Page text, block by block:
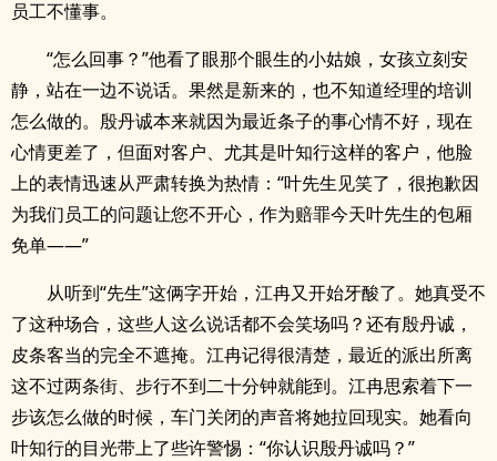
员工不懂事。
“怎么回事？”他看了眼那个眼生的小姑娘，女孩立刻安
静，站在一边不说话。果然是新来的，也不知道经理的培训
怎么做的。殷丹诚本来就因为最近条子的事心情不好，现在
心情更差了，但面对客户、尤其是叶知行这样的客户，他脸
上的表情迅速从严肃转换为热情：“叶先生见笑了，很抱歉因
为我们员工的问题让您不开心，作为赔罪今天叶先生的包厢
免单——”
从听到“先生”这俩字开始，江冉又开始牙酸了。她真受不
了这种场合，这些人这么说话都不会笑场吗？还有殷丹诚，
皮条客当的完全不遮掩。江冉记得很清楚，最近的派出所离
这不过两条街、步行不到二十分钟就能到。江冉思索着下一
步该怎么做的时候，车门关闭的声音将她拉回现实。她看向
叶知行的目光带上了些许警惕：“你认识殷丹诚吗？”